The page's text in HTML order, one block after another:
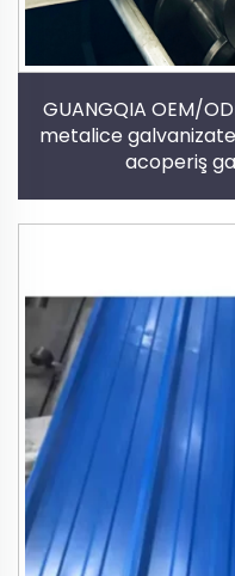
GUANGQIA OEM/
metalice
acoperiş